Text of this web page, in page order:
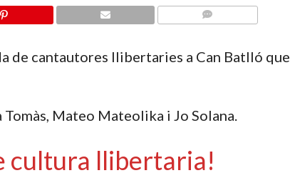
de cantautores llibertaries a Can Batlló que
Mateo Mateolika i Jo Solana.
cultura llibertaria!